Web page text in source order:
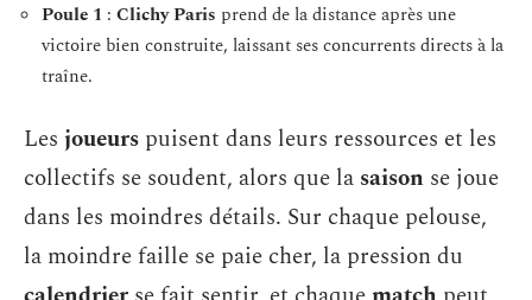
Poule 1 : Clichy Paris prend de la distance après une
victoire bien construite, laissant ses concurrents directs à la
traîne.
Les joueurs puisent dans leurs ressources et les
collectifs se soudent, alors que la saison se joue
dans les moindres détails. Sur chaque pelouse,
la moindre faille se paie cher, la pression du